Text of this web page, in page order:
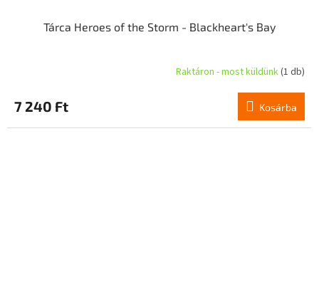
Tárca Heroes of the Storm - Blackheart's Bay
Raktáron - most küldünk(1 db)
7 240 Ft Kosárba